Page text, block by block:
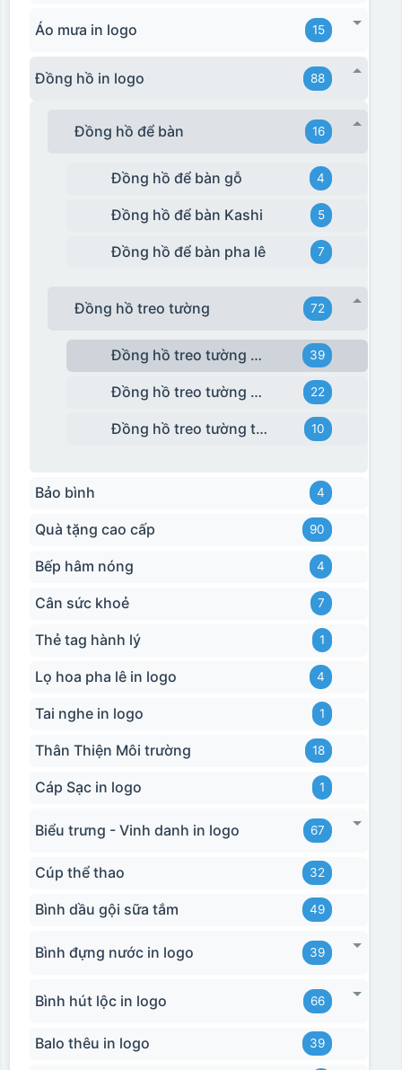
Áo mưa in logo 15
Đồng hồ in logo 88
Đồng hồ để bàn 16
Đồng hồ để bàn gỗ 4
Đồng hồ để bàn Kashi 5
Đồng hồ để bàn pha lê 7
Đồng hồ treo tường 72
Đồng hồ treo tường giá rẻ 39
Đồng hồ treo tường Kashi 22
Đồng hồ treo tường tráng gương 10
Bảo bình 4
Quà tặng cao cấp 90
Bếp hâm nóng 4
Cân sức khoẻ 7
Thẻ tag hành lý 1
Lọ hoa pha lê in logo 4
Tai nghe in logo 1
Thân Thiện Môi trường 18
Cáp Sạc in logo 1
Biểu trưng - Vinh danh in logo 67
Cúp thể thao 32
Bình dầu gội sữa tắm 49
Bình đựng nước in logo 39
Bình hút lộc in logo 66
Balo thêu in logo 39